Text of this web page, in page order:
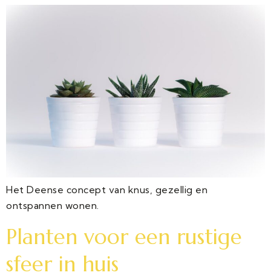
Het Deense concept van knus, gezellig en
ontspannen wonen.
Planten voor een rustige
sfeer in huis